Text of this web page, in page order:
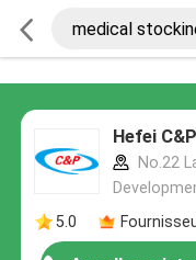
Hefei
No.22
5.0